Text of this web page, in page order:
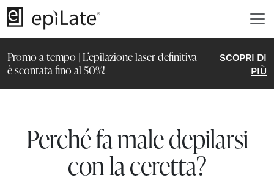
Promo a tempo | L’epilazione laser definitiva
è scontata fino al 50%!
SCOPRI DI
PIÙ
Perché fa male depilarsi
con la ceretta?